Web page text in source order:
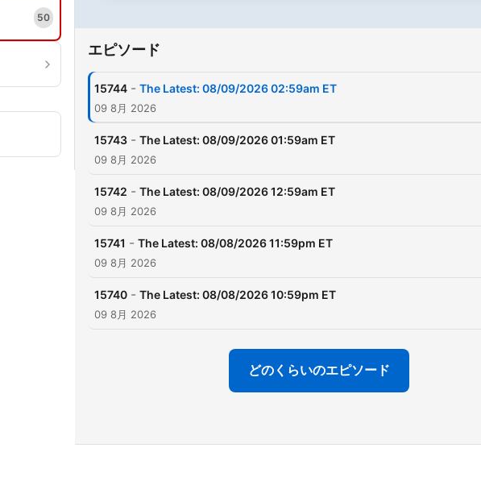
50
エピソード
15744 - The Latest: 08/09/2026 02:59am ET
09 8月 2026
15743 - The Latest: 08/09/2026 01:59am ET
09 8月 2026
15742 - The Latest: 08/09/2026 12:59am ET
09 8月 2026
15741 - The Latest: 08/08/2026 11:59pm ET
09 8月 2026
15740 - The Latest: 08/08/2026 10:59pm ET
09 8月 2026
どのくらいのエピソード